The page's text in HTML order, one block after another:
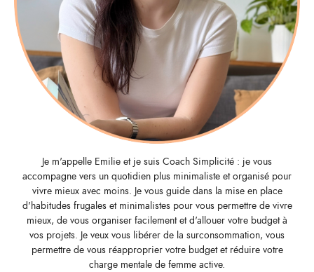
Je m'appelle Emilie et je suis Coach Simplicité : je vous
accompagne vers un quotidien plus minimaliste et organisé pour
vivre mieux avec moins. Je vous guide dans la mise en place
d'habitudes frugales et minimalistes pour vous permettre de vivre
mieux, de vous organiser facilement et d'allouer votre budget à
vos projets. Je veux vous libérer de la surconsommation, vous
permettre de vous réapproprier votre budget et réduire votre
charge mentale de femme active.